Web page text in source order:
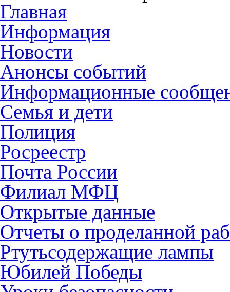
Главная
Информация
Новости
Анонсы событий
Информационные
Семья и дети
Полиция
Росреестр
Почта России
Филиал МФЦ
Открытые данные
Отчеты о проделанной
Ртутьсодержащие лампы
Юбилей Победы